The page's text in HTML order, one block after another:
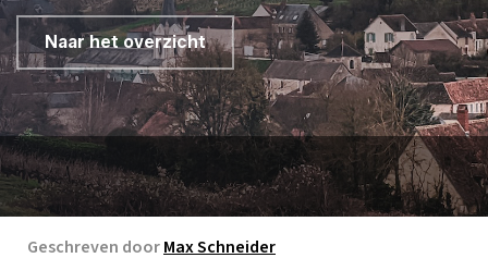
Naar het overzicht
Geschreven doorMax Schneider